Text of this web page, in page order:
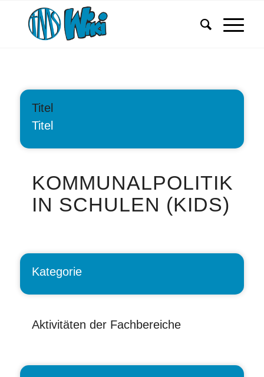
Titel
Titel
KOMMUNALPOLITIK
IN SCHULEN (KIDS)
Kategorie
Aktivitäten der Fachbereiche